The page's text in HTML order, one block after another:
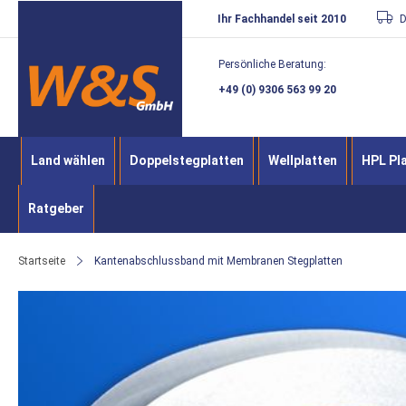
Direkt
zum
Inhalt
Ihr Fachhandel seit 2010
Persönliche Beratung:
+49 (0) 9306 563 99 20
Land wählen Doppelstegplatten Wellplatten HPL
Ratgeber
Startseite Kantenabschlussband mit Membranen Stegplatten